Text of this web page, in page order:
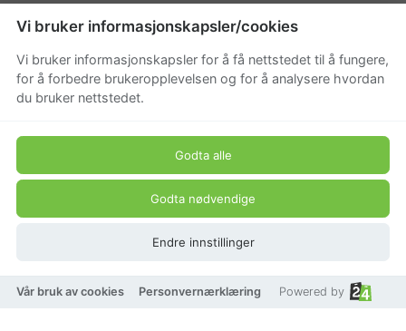
48V Power produkt
Hekksaks batteridrevet PH
Beskrivelse
Produkt pris
4 990 kr
Vi bruker informasjonskapsler/cookies
Vi bruker informasjonskapsler for å få nettstedet til å fungere,
for å forbedre brukeropplevelsen og for å analysere hvordan
du bruker nettstedet.
Godta alle
Godta nødvendige
Endre innstillinger
Vår bruk av cookies Personvernærklæring Powered by